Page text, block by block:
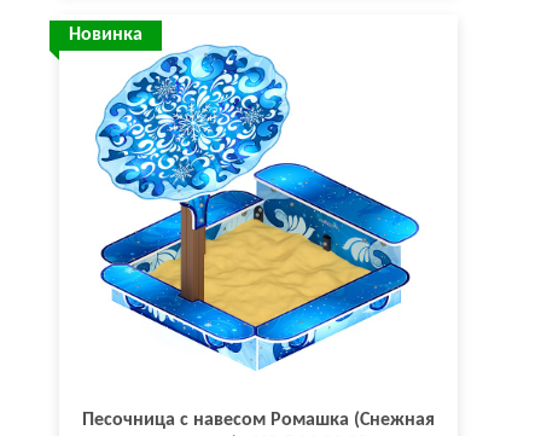
Новинка
Песочница с навесом Ромашка (Снежная